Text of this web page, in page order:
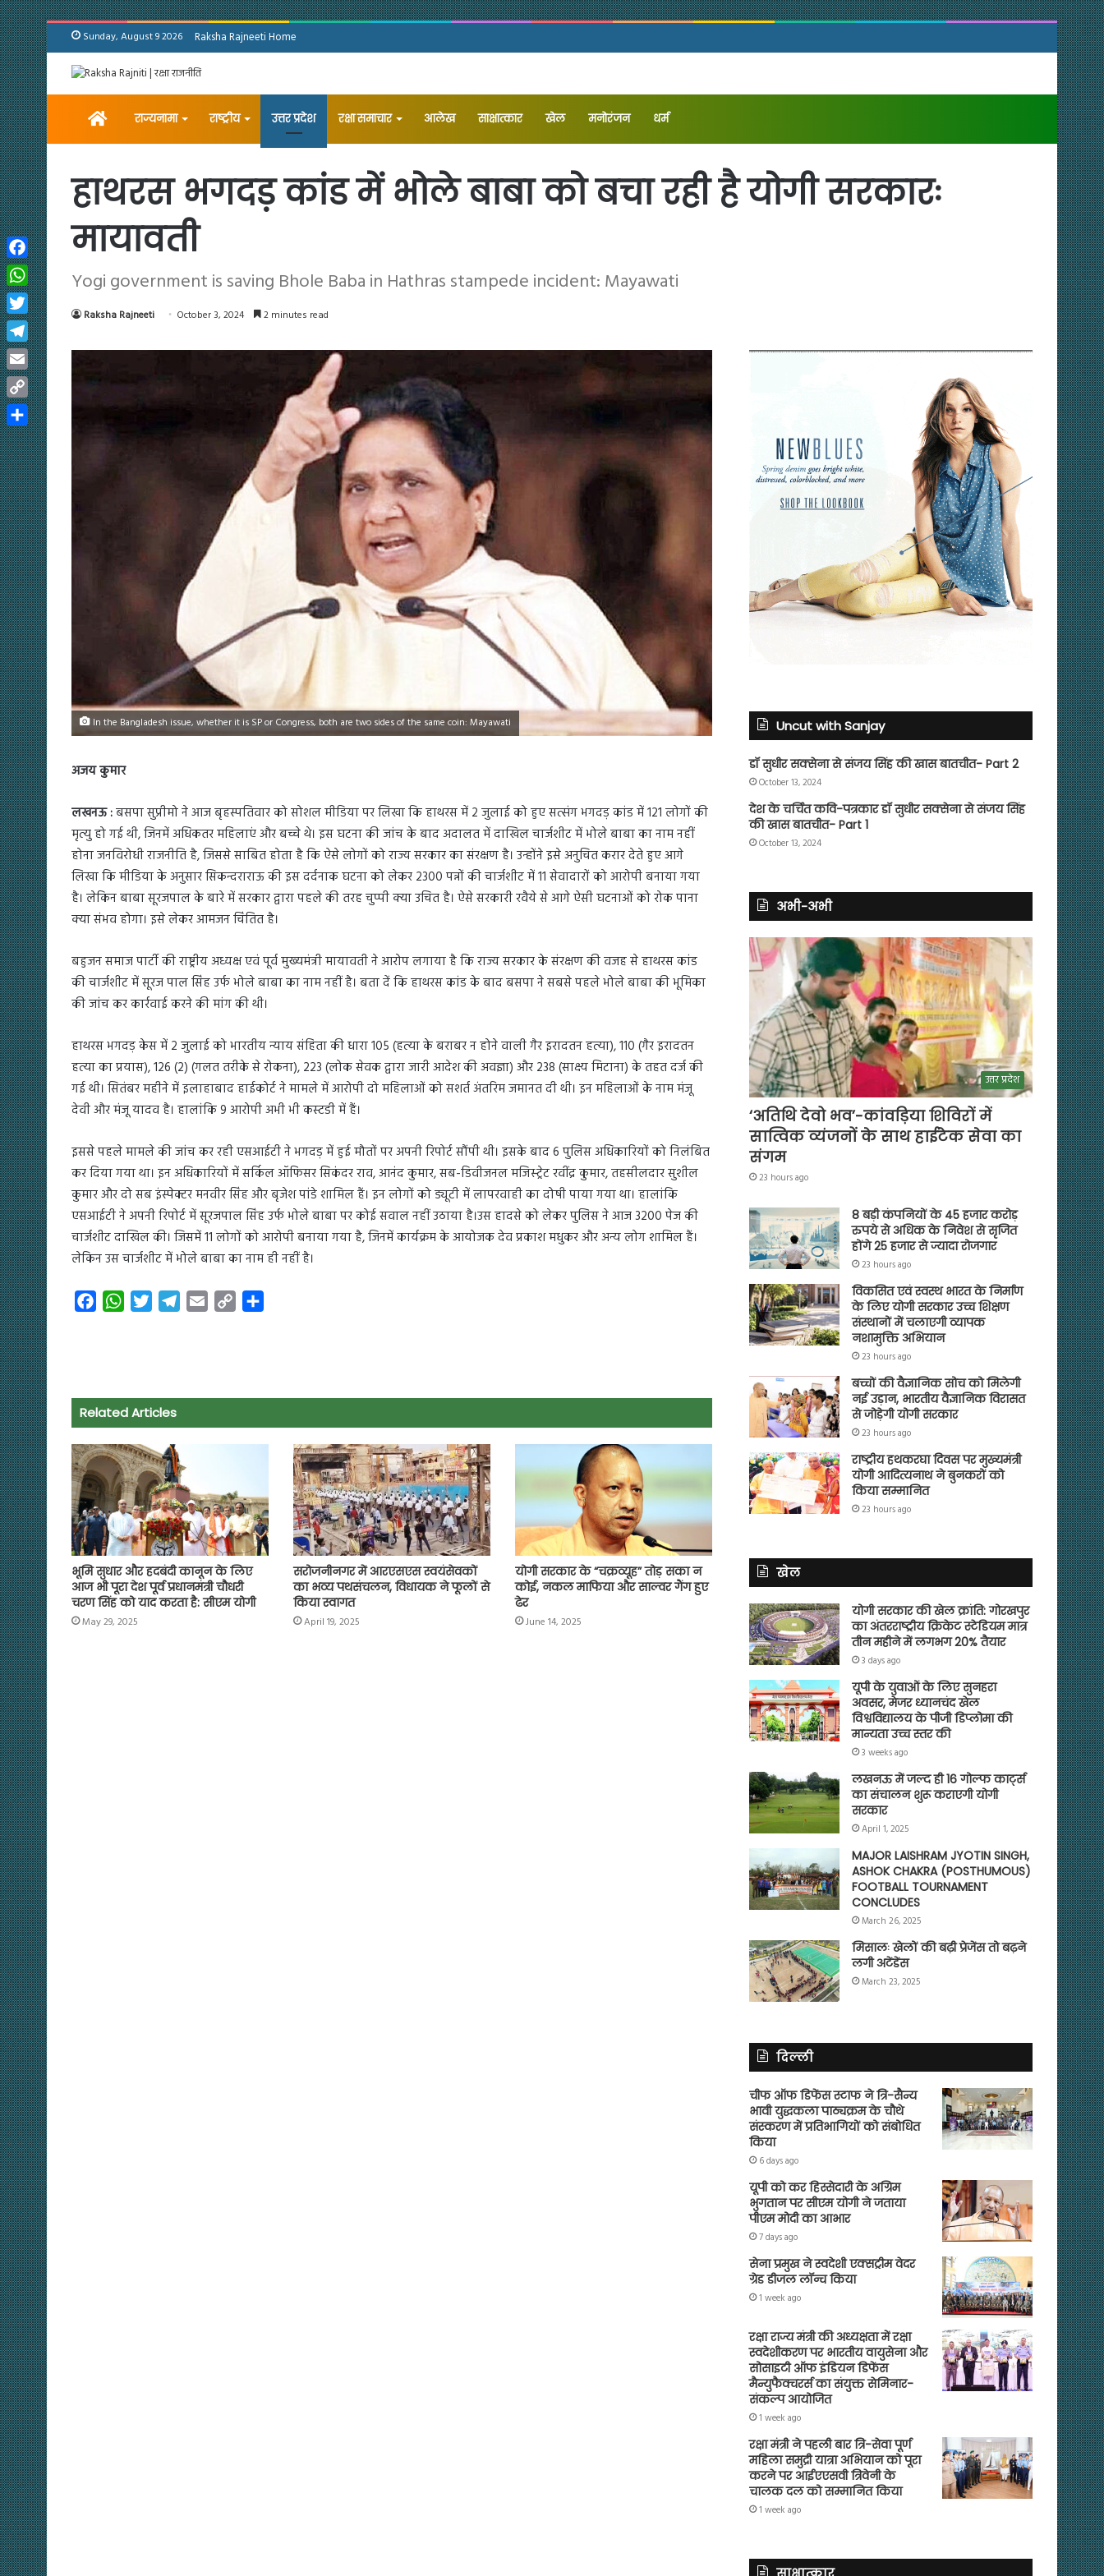
Sunday, August 9 2026 Raksha Rajneeti Home
Homeराज्यनामा राष्ट्रीय उत्तर प्रदेश रक्षा समाचार आलेख ⁠साक्षात्कार खेल मनोरंजन धर्म
हाथरस भगदड़ कांड में भोले बाबा को बचा रही है योगी सरकारः
मायावती
Yogi government is saving Bhole Baba in Hathras stampede incident: Mayawati
Raksha Rajneeti October 3, 2024 2 minutes read
In the Bangladesh issue, whether it is SP or Congress, both are two sides of the same coin: Mayawati
अजय कुमार
लखनऊ :बसपा सुप्रीमो ने आज बृहस्पतिवार को सोशल मीडिया पर लिखा कि हाथरस में 2 जुलाई को हुए सत्संग भगदड़ कांड में 121 लोगों की
मृत्यु हो गई थी, जिनमें अधिकतर महिलाएं और बच्चे थे। इस घटना की जांच के बाद अदालत में दाखिल चार्जशीट में भोले बाबा का नाम नहीं
होना जनविरोधी राजनीति है, जिससे साबित होता है कि ऐसे लोगों को राज्य सरकार का संरक्षण है। उन्होंने इसे अनुचित करार देते हुए आगे
लिखा कि मीडिया के अनुसार सिकन्दराराऊ की इस दर्दनाक घटना को लेकर 2300 पन्नों की चार्जशीट में 11 सेवादारों को आरोपी बनाया गया
है। लेकिन बाबा सूरजपाल के बारे में सरकार द्वारा पहले की तरह चुप्पी क्या उचित है। ऐसे सरकारी रवैये से आगे ऐसी घटनाओं को रोक पाना
क्या संभव होगा। इसे लेकर आमजन चिंतित है।
बहुजन समाज पार्टी की राष्ट्रीय अध्यक्ष एवं पूर्व मुख्यमंत्री मायावती ने आरोप लगाया है कि राज्य सरकार के संरक्षण की वजह से हाथरस कांड
की चार्जशीट में सूरज पाल सिंह उर्फ भोले बाबा का नाम नहीं है। बता दें कि हाथरस कांड के बाद बसपा ने सबसे पहले भोले बाबा की भूमिका
की जांच कर कार्रवाई करने की मांग की थी।
हाथरस भगदड़ केस में 2 जुलाई को भारतीय न्याय संहिता की धारा 105 (हत्या के बराबर न होने वाली गैर इरादतन हत्या), 110 (गैर इरादतन
हत्या का प्रयास), 126 (2) (गलत तरीके से रोकना), 223 (लोक सेवक द्वारा जारी आदेश की अवज्ञा) और 238 (साक्ष्य मिटाना) के तहत दर्ज की
गई थी। सितंबर महीने में इलाहाबाद हाईकोर्ट ने मामले में आरोपी दो महिलाओं को सशर्त अंतरिम जमानत दी थी। इन महिलाओं के नाम मंजू
देवी और मंजू यादव है। हालांकि 9 आरोपी अभी भी कस्टडी में हैं।
इससे पहले मामले की जांच कर रही एसआईटी ने भगदड़ में हुई मौतों पर अपनी रिपोर्ट सौंपी थी। इसके बाद 6 पुलिस अधिकारियों को निलंबित
कर दिया गया था। इन अधिकारियों में सर्किल ऑफिसर सिकंदर राव, आनंद कुमार, सब-डिवीजनल मजिस्ट्रेट रवींद्र कुमार, तहसीलदार सुशील
कुमार और दो सब इंस्पेक्टर मनवीर सिंह और बृजेश पांडे शामिल हैं। इन लोगों को ड्यूटी में लापरवाही का दोषी पाया गया था। हालांकि
एसआईटी ने अपनी रिपोर्ट में सूरजपाल सिंह उर्फ भोले बाबा पर कोई सवाल नहीं उठाया है।उस हादसे को लेकर पुलिस ने आज 3200 पेज की
चार्जशीट दाखिल की। जिसमें 11 लोगों को आरोपी बनाया गया है, जिनमें कार्यक्रम के आयोजक देव प्रकाश मधुकर और अन्य लोग शामिल हैं।
लेकिन उस चार्जशीट में भोले बाबा का नाम ही नहीं है।
o
o
k
W
A
p
p
e
r
a
n
k
Related Articles
भूमि सुधार और हदबंदी कानून के लिए
आज भी पूरा देश पूर्व प्रधानमंत्री चौधरी
चरण सिंह को याद करता है: सीएम योगी
May 29, 2025
सरोजनीनगर में आरएसएस स्वयंसेवकों
का भव्य पथसंचलन, विधायक ने फूलों से
किया स्वागत
April 19, 2025
योगी सरकार के “चक्रव्यूह” तोड़ सका न
कोई, नकल माफिया और साल्वर गैंग हुए
ढेर
June 14, 2025
Uncut with Sanjay
डॉ सुधीर सक्सेना से संजय सिंह की खास बातचीत- Part 2
October 13, 2024
देश के चर्चित कवि-पत्रकार डॉ सुधीर सक्सेना से संजय सिंह
की खास बातचीत- Part 1
October 13, 2024
अभी-अभी
उत्तर प्रदेश
‘अतिथि देवो भव’-कांवड़िया शिविरों में
सात्विक व्यंजनों के साथ हाईटेक सेवा का
संगम
23 hours ago
8 बड़ी कंपनियों के 45 हजार करोड़
रुपये से अधिक के निवेश से सृजित
होंगे 25 हजार से ज्यादा रोजगार
23 hours ago
विकसित एवं स्वस्थ भारत के निर्माण
के लिए योगी सरकार उच्च शिक्षण
संस्थानों में चलाएगी व्यापक
नशामुक्ति अभियान
23 hours ago
बच्चों की वैज्ञानिक सोच को मिलेगी
नई उड़ान, भारतीय वैज्ञानिक विरासत
से जोड़ेगी योगी सरकार
23 hours ago
राष्ट्रीय हथकरघा दिवस पर मुख्यमंत्री
योगी आदित्यनाथ ने बुनकरों को
किया सम्मानित
23 hours ago
खेल
योगी सरकार की खेल क्रांति: गोरखपुर
का अंतरराष्ट्रीय क्रिकेट स्टेडियम मात्र
तीन महीने में लगभग 20% तैयार
3 days ago
यूपी के युवाओं के लिए सुनहरा
अवसर, मेजर ध्यानचंद खेल
विश्वविद्यालय के पीजी डिप्लोमा की
मान्यता उच्च स्तर की
3 weeks ago
लखनऊ में जल्द ही 16 गोल्फ कार्ट्स
का संचालन शुरू कराएगी योगी
सरकार
April 1, 2025
MAJOR LAISHRAM JYOTIN SINGH,
ASHOK CHAKRA (POSTHUMOUS)
FOOTBALL TOURNAMENT
CONCLUDES
March 26, 2025
मिसालः खेलों की बढ़ी प्रेजेंस तो बढ़ने
लगी अटेंडेंस
March 23, 2025
दिल्ली
चीफ ऑफ डिफेंस स्टाफ ने त्रि-सैन्य
भावी युद्धकला पाठ्यक्रम के चौथे
संस्करण में प्रतिभागियों को संबोधित
किया
6 days ago
यूपी को कर हिस्सेदारी के अग्रिम
भुगतान पर सीएम योगी ने जताया
पीएम मोदी का आभार
7 days ago
सेना प्रमुख ने स्वदेशी एक्सट्रीम वेदर
ग्रेड डीजल लॉन्च किया
1 week ago
रक्षा राज्य मंत्री की अध्यक्षता में रक्षा
स्वदेशीकरण पर भारतीय वायुसेना और
सोसाइटी ऑफ इंडियन डिफेंस
मैन्युफैक्चरर्स का संयुक्त सेमिनार-
संकल्प आयोजित
1 week ago
रक्षा मंत्री ने पहली बार त्रि-सेवा पूर्ण
महिला समुद्री यात्रा अभियान को पूरा
करने पर आईएएसवी त्रिवेनी के
चालक दल को सम्मानित किया
1 week ago
Facebook
WhatsApp
Twitter
Telegram
Email
Copy
Link
Share